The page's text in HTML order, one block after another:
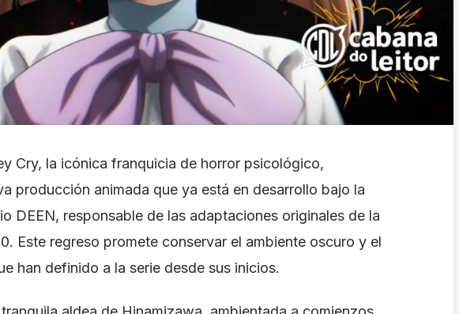
Cry, la icónica franquicia de horror psicológico,
producción animada que ya está en desarrollo bajo la
DEEN, responsable de las adaptaciones originales de la
Este regreso promete conservar el ambiente oscuro y el
han definido a la serie desde sus inicios.